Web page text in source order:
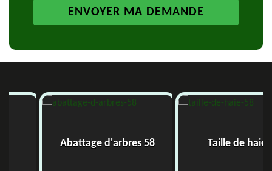
Abattage d'arbres 58 Taille de haie